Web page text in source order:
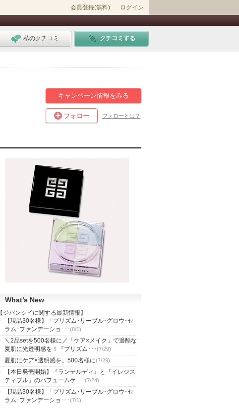
会員登録(無料) ログイン
私のクチコミ クチコミする
キャンペーン情報をみる
フォロー フォローとは？
What’s New
【ジバンシイに関する最新情報】
【現品30名様】「プリズム･リーブル･グロウ･セ
ラム･ファンデーショ･･･(8/1)
＼2品setを500名様に／「ケア×メイク」で過酷な
夏肌に光透明感を！『プリズム･･･(7/29)
夏肌にケア×透明感を。500名様に(7/29)
【本日発売開始】『ランテルディ』と『イレジス
ティブル』のパフュームケ･･･(7/24)
【現品30名様】「プリズム･リーブル･グロウ･セ
ラム･ファンデーショ･･･(7/1)